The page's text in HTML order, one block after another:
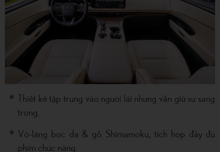
Thiết kế tập trung vào người lái nhưng vẫn giữ sự sang
trọng.
Vô-lăng bọc da & gỗ Shimamoku, tích hợp đầy đủ
phím chức năng.